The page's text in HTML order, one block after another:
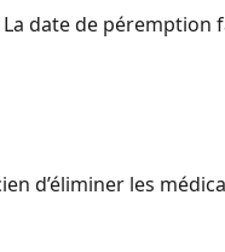
La date de
d’éliminer les